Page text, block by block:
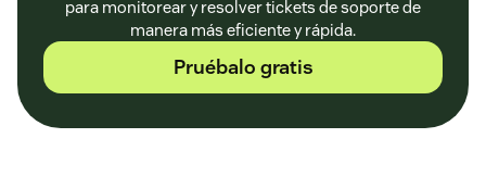
para monitorear y resolver tickets de soporte de
manera más eficiente y rápida.
Pruébalo gratis